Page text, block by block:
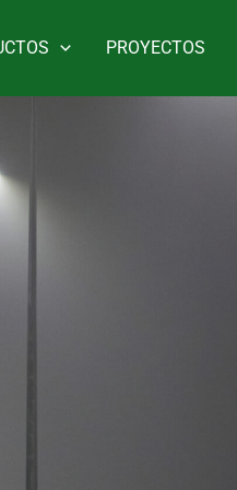
PROYECTOS